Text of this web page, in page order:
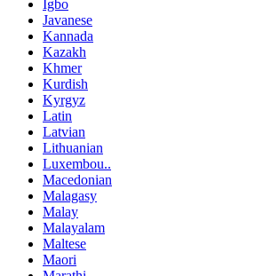
Igbo
Javanese
Kannada
Kazakh
Khmer
Kurdish
Kyrgyz
Latin
Latvian
Lithuanian
Luxembou..
Macedonian
Malagasy
Malay
Malayalam
Maltese
Maori